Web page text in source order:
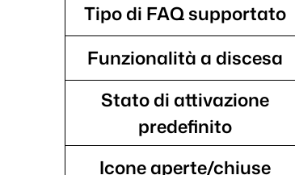
Tipo di FAQ supportato
Funzionalità a discesa
Stato di attivazione
predefinito
Icone aperte/chiuse